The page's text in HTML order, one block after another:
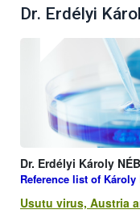
Dr. Erdélyi
Dr. Erdélyi Károly
Reference list of Károly
Usutu virus, Austria